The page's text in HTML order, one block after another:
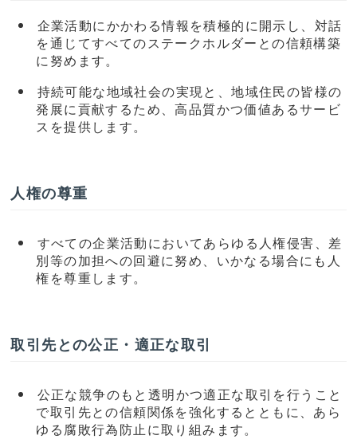
企業活動にかかわる情報を積極的に開示し、対話
を通じてすべてのステークホルダーとの信頼構築
に努めます。
持続可能な地域社会の実現と、地域住⺠の皆様の
発展に貢献するため、⾼品質かつ価値あるサービ
スを提供します。
人権の尊重
すべての企業活動においてあらゆる人権侵害、差
別等の加担への回避に努め、いかなる場合にも人
権を尊重します。
取引先との公正・適正な取引
公正な競争のもと透明かつ適正な取引を行うこと
で取引先との信頼関係を強化するとともに、あら
ゆる腐敗行為防止に取り組みます。